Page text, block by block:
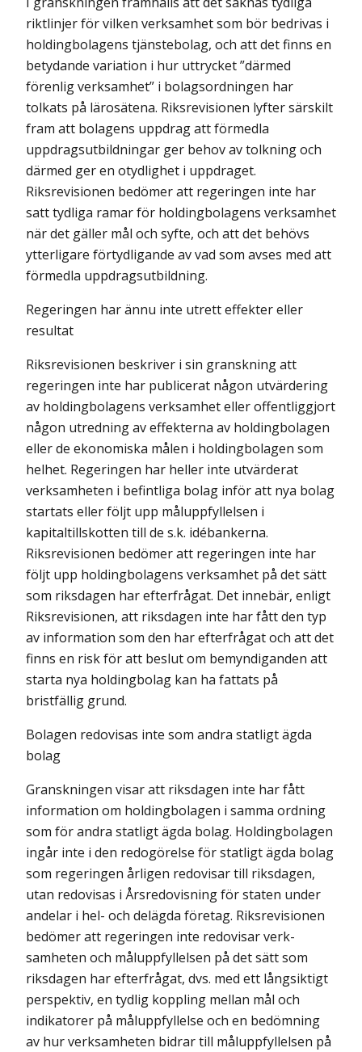
riktlinjer för vilken verksamhet som bör bedrivas i
holdingbolagens tjänstebolag, och att det finns en
betydande variation i hur uttrycket ”därmed
förenlig verksamhet” i bolags­ordningen har
tolkats på lärosätena. Riksrevisionen lyfter särskilt
fram att bolagens uppdrag att förmedla
uppdragsutbildningar ger behov av tolkning och
därmed ger en otydlighet i uppdraget.
Riksrevisionen bedömer att regeringen inte har
satt tydliga ramar för holdingbolagens verksamhet
när det gäller mål och syfte, och att det behövs
ytterligare förtydligande av vad som avses med att
förmedla uppdragsutbildning.
Regeringen har ännu inte utrett effekter eller
resultat
Riksrevisionen beskriver i sin granskning att
regeringen inte har publicerat någon utvärdering
av holdingbolagens verksamhet eller offentliggjort
någon utredning av effekterna av holdingbolagen
eller de ekonomiska målen i holdingbolagen som
helhet. Regeringen har heller inte utvärderat
verksam­heten i befintliga bolag inför att nya bolag
startats eller följt upp målupp­fyllelsen i
kapitaltillskotten till de s.k. idébankerna.
Riksrevisionen bedömer att regeringen inte har
följt upp holdingbolagens verksamhet på det sätt
som riksdagen har efterfrågat. Det innebär, enligt
Riksrevisionen, att riksdagen inte har fått den typ
av information som den har efterfrågat och att det
finns en risk för att beslut om bemyndiganden att
starta nya holdingbolag kan ha fattats på
bristfällig grund.
Bolagen redovisas inte som andra statligt ägda
bolag
Granskningen visar att riksdagen inte har fått
information om holdingbolagen i samma ordning
som för andra statligt ägda bolag. Holdingbolagen
ingår inte i den redogörelse för statligt ägda bolag
som regeringen årligen redovisar till riksdagen,
utan redovisas i Årsredovisning för staten under
andelar i hel- och delägda företag. Riksrevisionen
bedömer att regeringen inte redovisar verk­
samheten och måluppfyllelsen på det sätt som
riksdagen har efterfrågat, dvs. med ett långsiktigt
perspektiv, en tydlig koppling mellan mål och
indikatorer på måluppfyllelse och en bedömning
av hur verksamheten bidrar till målupp­fyllelsen på